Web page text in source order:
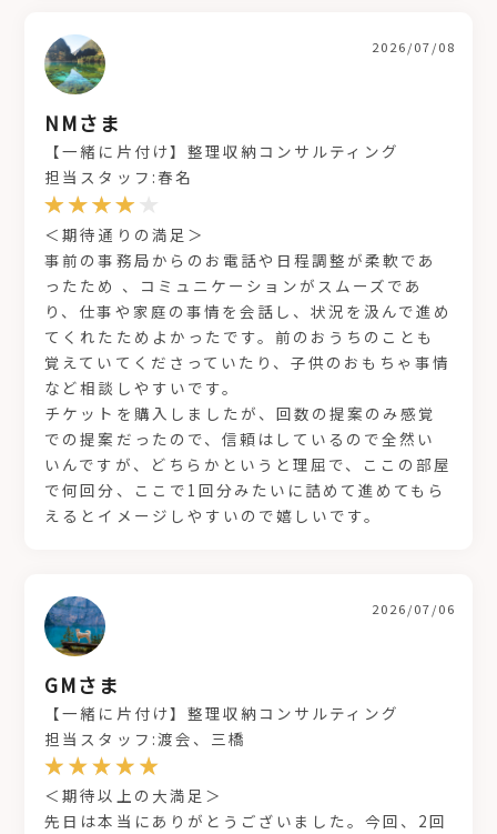
NMさま
2026/07/08
【一緒に片付け】整理収納コンサルティング
担当スタッフ:春名
＜期待通りの満足＞
事前の事務局からのお電話や日程調整が柔軟であ
ったため 、コミュニケーションがスムーズであ
り、仕事や家庭の事情を会話し、状況を汲んで進め
てくれたためよかったです。前のおうちのことも
覚えていてくださっていたり、子供のおもちゃ事情
など相談しやすいです。
チケットを購入しましたが、回数の提案のみ感覚
での提案だったので、信頼はしているので全然い
いんですが、どちらかというと理屈で、ここの部屋
で何回分、ここで1回分みたいに詰めて進めてもら
えるとイメージしやすいので嬉しいです。
GMさま
2026/07/06
【一緒に片付け】整理収納コンサルティング
担当スタッフ:渡会、三橋
＜期待以上の大満足＞
先日は本当にありがとうございました。今回、2回